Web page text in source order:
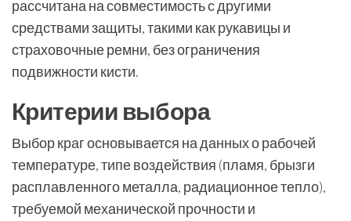
рассчитана на совместимость с другими
средствами защиты, такими как рукавицы и
страховочные ремни, без ограничения
подвижности кисти.
Критерии выбора
Выбор краг основывается на данных о рабочей
температуре, типе воздействия (пламя, брызги
расплавленного металла, радиационное тепло),
требуемой механической прочности и